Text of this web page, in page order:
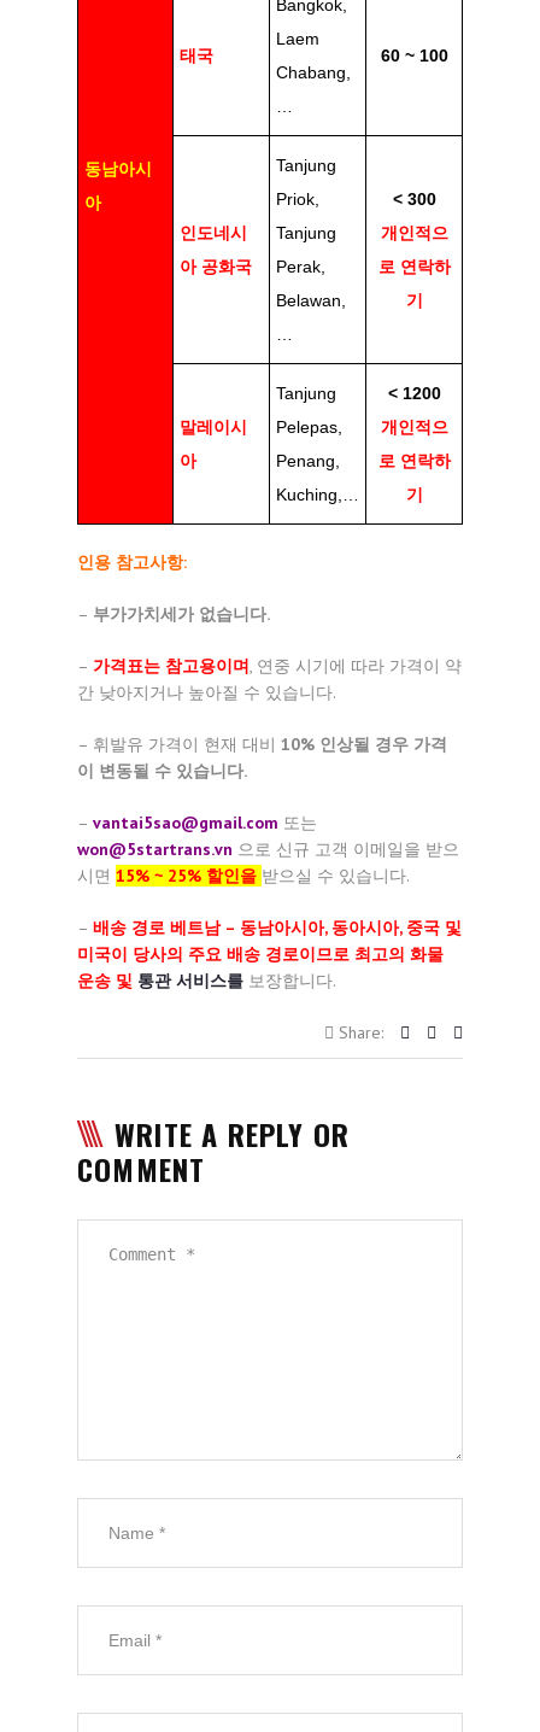
동남아시
아
태국
Bangkok,
Laem
Chabang,
…
60 ~ 100
인도네시
아 공화국
Tanjung
Priok,
Tanjung
Perak,
Belawan,
…
< 300
개인적으
로 연락하
기
말레이시
아
Tanjung
Pelepas,
Penang,
Kuching,…
< 1200
개인적으
로 연락하
기
인용 참고사항:
– 부가가치세가 없습니다.
– 가격표는 참고용이며, 연중 시기에 따라 가격이 약
간 낮아지거나 높아질 수 있습니다.
– 휘발유 가격이 현재 대비 10% 인상될 경우 가격
이 변동될 수 있습니다.
– vantai5sao@gmail.com 또는
won@5startrans.vn 으로 신규 고객 이메일을 받으
시면 15% ~ 25% 할인을 받으실 수 있습니다.
– 배송 경로 베트남 – 동남아시아, 동아시아, 중국 및
미국이 당사의 주요 배송 경로이므로 최고의 화물
운송 및 통관 서비스를 보장합니다.
Share:
WRITE A REPLY OR
COMMENT